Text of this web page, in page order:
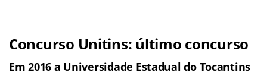
Concurso Unitins: último concurso
Em 2016 a Universidade Estadual do Tocantins